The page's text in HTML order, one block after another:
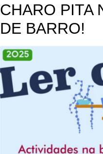
CHARO PITA
DE BARRO!